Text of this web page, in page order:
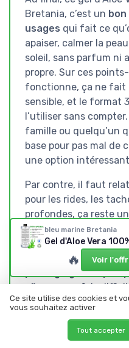
Bretania, c’est un
usages qui fait ce
apaiser, calmer la
soleil, sans parfum ni
propre. Sur ces
fonctionne, ça ne fait
sensible, et le format
l’utiliser sans
famille ou quelqu’un
base pour pas mal de
une option
Par contre, il faut
pour les rides, les
profondes, ça reste
vitamine E, pas un
On gagne en confort
pas un produit
packaging avec
: flacons parfois
trop épais pour le
bouchon pour
n’empêche pas de
bleu marine Bretania
🔥 Voir
Ce site utilise des cookies et
vous souhaitez activer
Tout accepter